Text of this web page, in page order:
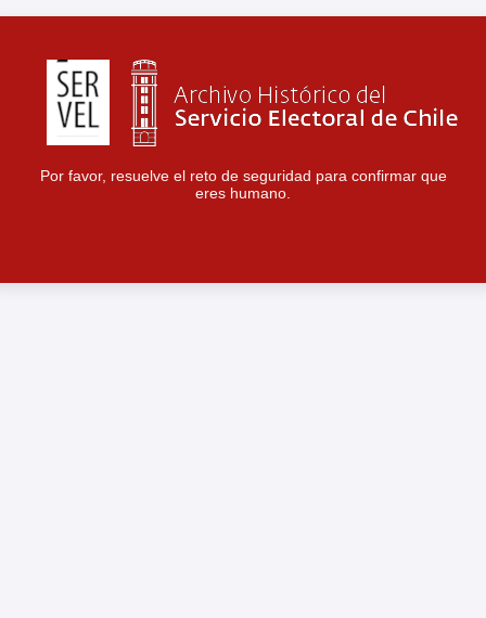
Por favor, resuelve el reto de seguridad para confirmar que
eres humano.